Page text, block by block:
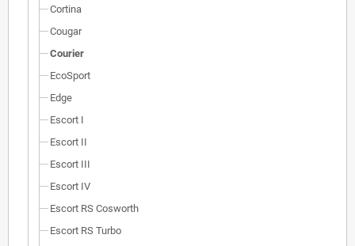
Cortina
Cougar
Courier
EcoSport
Edge
Escort I
Escort II
Escort III
Escort IV
Escort RS Cosworth
Escort RS Turbo